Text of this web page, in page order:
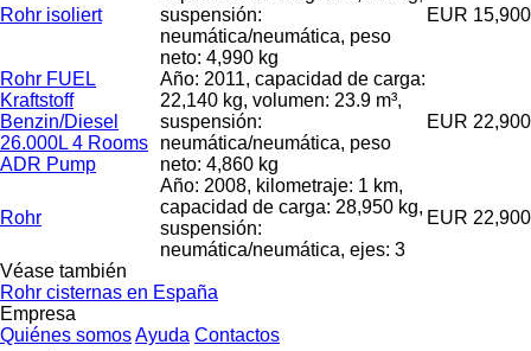
Rohr isoliert
suspensión:
neumática/neumática, peso
neto: 4,990 kg
EUR 15,900
Rohr FUEL
Kraftstoff
Benzin/Diesel
26.000L 4 Rooms
ADR Pump
Año: 2011, capacidad de carga:
22,140 kg, volumen: 23.9 m³,
suspensión:
neumática/neumática, peso
neto: 4,860 kg
EUR 22,900
Rohr
Año: 2008, kilometraje: 1 km,
capacidad de carga: 28,950 kg,
suspensión:
neumática/neumática, ejes: 3
EUR 22,900
Véase también
Rohr cisternas en España
Empresa
Quiénes somosAyuda Contactos